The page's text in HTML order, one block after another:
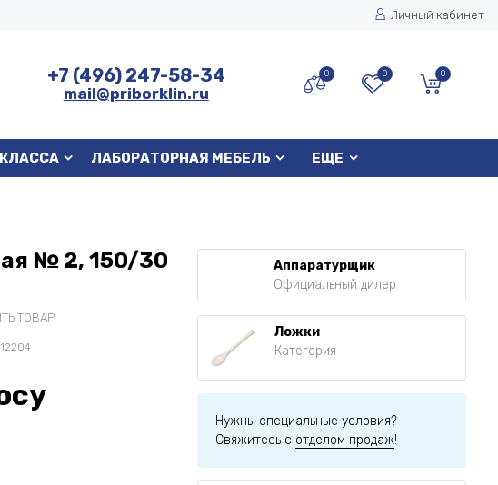
Личный кабинет
+7 (496) 247-58-34
mail@priborklin.ru
0 0 0
ЛАБОРАТОРНАЯ МЕБЕЛЬ ЕЩЕ
№ 2, 150/30
ТОВАР
Аппаратурщик
Официальный дилер
Ложки
Категория
Нужны специальные условия?
Свяжитесь с отделом продаж!